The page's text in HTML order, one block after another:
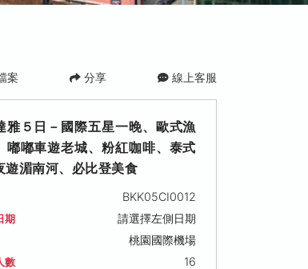
案 分享 線上客服
雅５日－國際五星一晚、歐式漁
嘟嘟車遊老城、粉紅咖啡、泰式
遊湄南河、必比登美食
BKK05CI0012
期 請選擇左側日期
桃園國際機場
數 16